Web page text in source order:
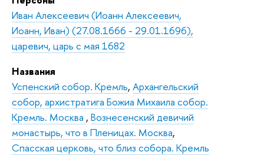
Иван Алексеевич (Иоанн Алексеевич,
Иоанн, Иван) (27.08.1666 - 29.01.1696),
царевич, царь с мая 1682
Названия
Успенский собор. Кремль, Архангельский
собор, архистратига Божиа Михаила собор.
Кремль. Москва , Вознесенский девичий
монастырь, что в Пленицах. Москва,
Спасская церковь, что близ собора. Кремль